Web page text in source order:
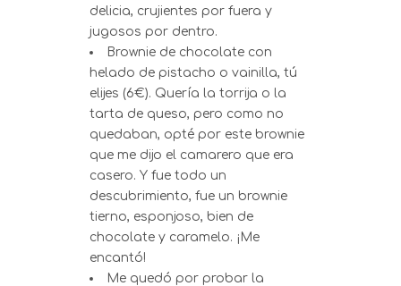
delicia, crujientes por fuera y
jugosos por dentro.
Brownie de chocolate con
helado de pistacho o vainilla, tú
elijes (6€). Quería la torrija o la
tarta de queso, pero como no
quedaban, opté por este brownie
que me dijo el camarero que era
casero. Y fue todo un
descubrimiento, fue un brownie
tierno, esponjoso, bien de
chocolate y caramelo. ¡Me
encantó!
Me quedó por probar la